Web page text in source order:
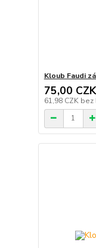
Kloub Faudi
75,00 CZK
61,98 CZK bez